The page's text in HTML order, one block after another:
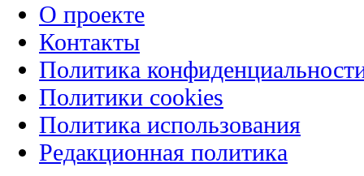
О проекте
Контакты
Политика
Политики cookies
Политика использования
Редакционная политика